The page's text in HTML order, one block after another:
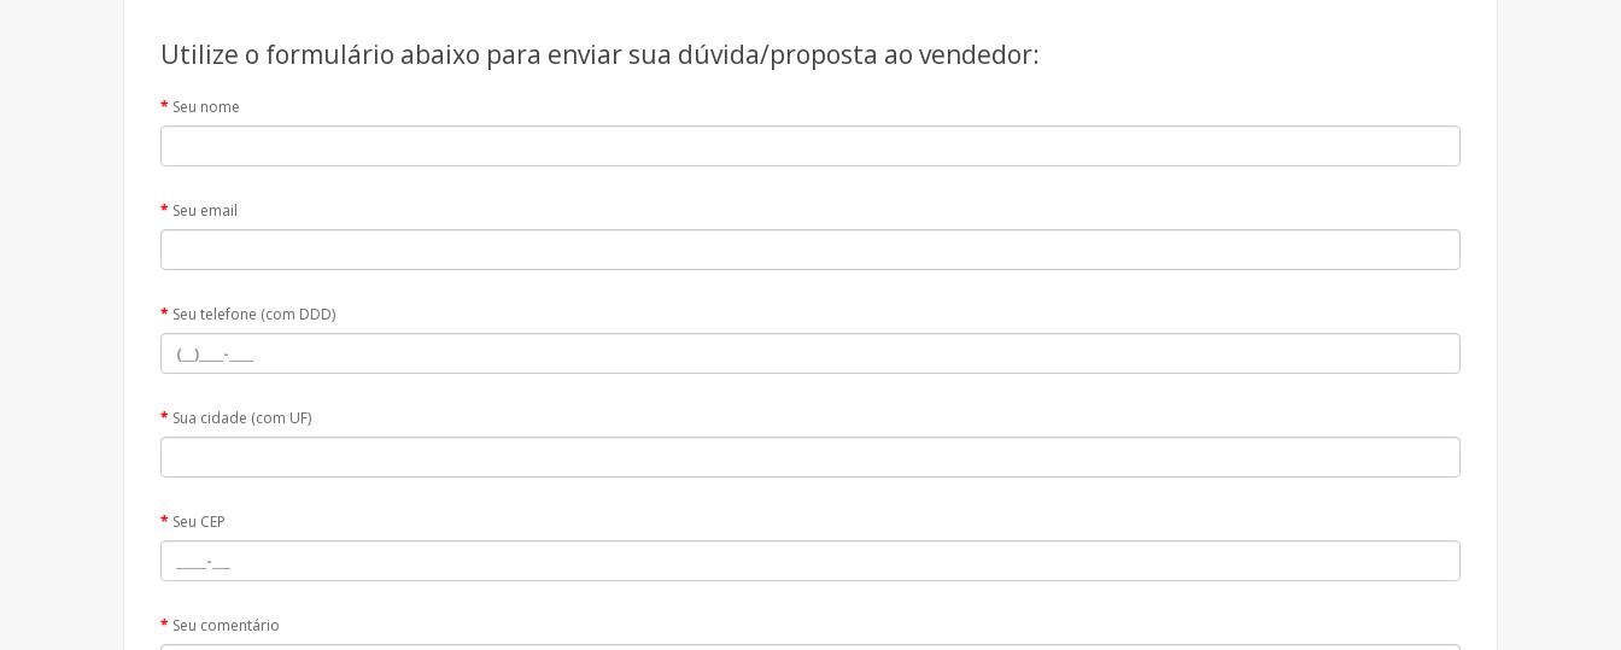
Utilize o formulário abaixo para enviar sua dúvida/proposta ao vendedor:
Seu nome
Seu email
Seu telefone (com DDD)
Sua cidade (com UF)
Seu CEP
Seu comentário